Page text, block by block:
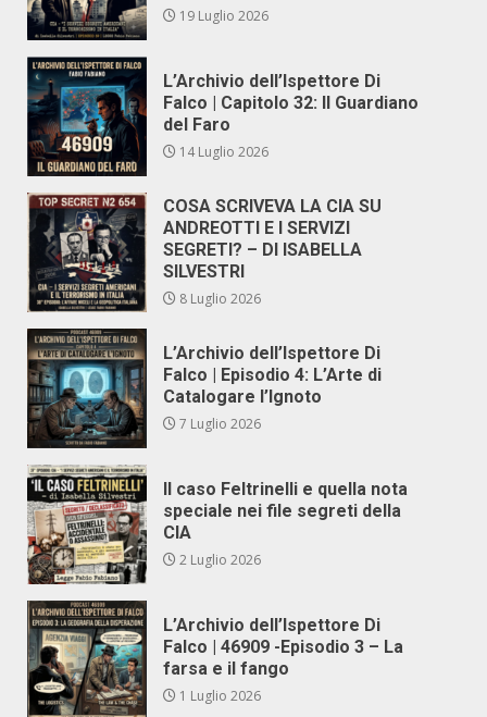
19 Luglio 2026
L’Archivio dell’Ispettore Di
Falco | Capitolo 32: Il Guardiano
del Faro
14 Luglio 2026
COSA SCRIVEVA LA CIA SU
ANDREOTTI E I SERVIZI
SEGRETI? – DI ISABELLA
SILVESTRI
8 Luglio 2026
L’Archivio dell’Ispettore Di
Falco | Episodio 4: L’Arte di
Catalogare l’Ignoto
7 Luglio 2026
Il caso Feltrinelli e quella nota
speciale nei file segreti della
CIA
2 Luglio 2026
L’Archivio dell’Ispettore Di
Falco | 46909 -Episodio 3 – La
farsa e il fango
1 Luglio 2026